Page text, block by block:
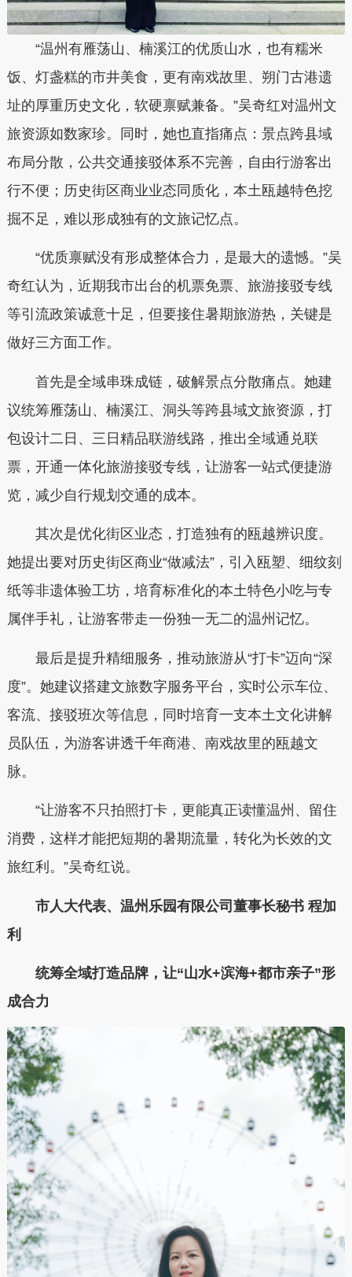
“温州有雁荡山、楠溪江的优质山水，也有糯米
饭、灯盏糕的市井美食，更有南戏故里、朔门古港遗
址的厚重历史文化，软硬禀赋兼备。”吴奇红对温州文
旅资源如数家珍。同时，她也直指痛点：景点跨县域
布局分散，公共交通接驳体系不完善，自由行游客出
行不便；历史街区商业业态同质化，本土瓯越特色挖
掘不足，难以形成独有的文旅记忆点。
“优质禀赋没有形成整体合力，是最大的遗憾。”吴
奇红认为，近期我市出台的机票免票、旅游接驳专线
等引流政策诚意十足，但要接住暑期旅游热，关键是
做好三方面工作。
首先是全域串珠成链，破解景点分散痛点。她建
议统筹雁荡山、楠溪江、洞头等跨县域文旅资源，打
包设计二日、三日精品联游线路，推出全域通兑联
票，开通一体化旅游接驳专线，让游客一站式便捷游
览，减少自行规划交通的成本。
其次是优化街区业态，打造独有的瓯越辨识度。
她提出要对历史街区商业“做减法”，引入瓯塑、细纹刻
纸等非遗体验工坊，培育标准化的本土特色小吃与专
属伴手礼，让游客带走一份独一无二的温州记忆。
最后是提升精细服务，推动旅游从“打卡”迈向“深
度”。她建议搭建文旅数字服务平台，实时公示车位、
客流、接驳班次等信息，同时培育一支本土文化讲解
员队伍，为游客讲透千年商港、南戏故里的瓯越文
脉。
“让游客不只拍照打卡，更能真正读懂温州、留住
消费，这样才能把短期的暑期流量，转化为长效的文
旅红利。”吴奇红说。
市人大代表、温州乐园有限公司董事长秘书 程加
利
统筹全域打造品牌，让“山水+滨海+都市亲子”形
成合力